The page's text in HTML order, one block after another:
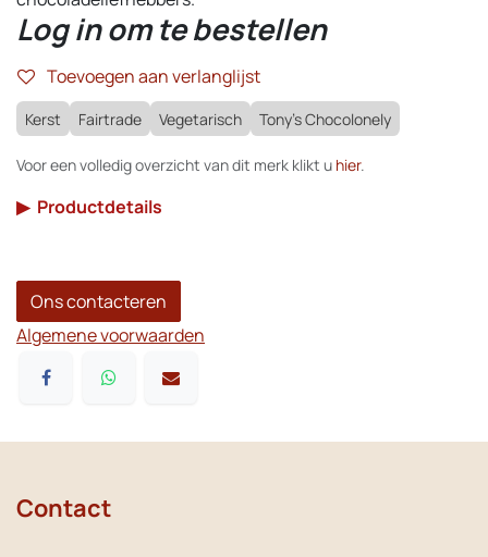
Log in om te bestellen
Toevoegen aan verlanglijst
Kerst Fairtrade Vegetarisch Tony's Chocolonely
Voor een volledig overzicht van dit merk klikt u hier.
▶ Productdetails
Ons contacteren
Algemene voorwaarden
Contact